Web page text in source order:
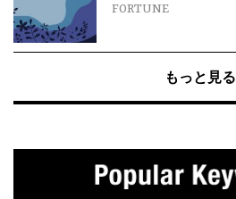
FORTUNE
もっと見る